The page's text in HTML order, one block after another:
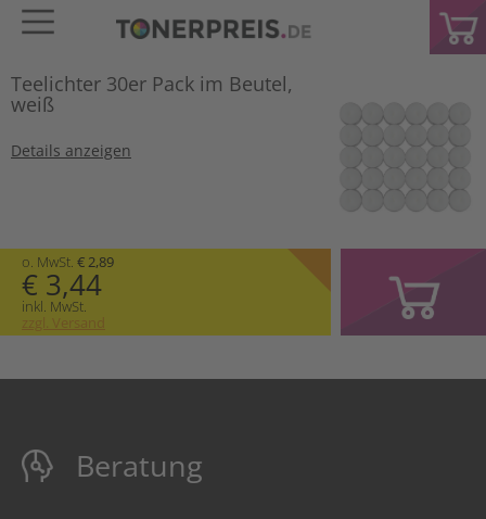
Teelichter 30er Pack im Beutel,
weiß
Details anzeigen
o. MwSt. € 2,89
€ 3,44
inkl. MwSt.
zzgl. Versand
Beratung